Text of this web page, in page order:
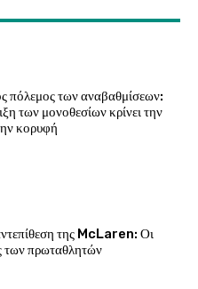
πόλεμος των αναβαθμίσεων:
των μονοθεσίων κρίνει την
κορυφή
της McLaren: Οι
των πρωταθλητών